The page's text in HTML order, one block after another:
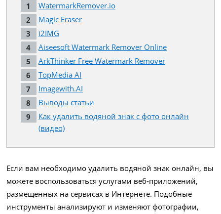
WatermarkRemover.io
Magic Eraser
i2IMG
Aiseesoft Watermark Remover Online
ArkThinker Free Watermark Remover
TopMedia AI
Imagewith.AI
Выводы статьи
Как удалить водяной знак с фото онлайн
(видео)
Если вам необходимо удалить водяной знак онлайн, вы
можете воспользоваться услугами веб-приложений,
размещенных на сервисах в Интернете. Подобные
инструменты анализируют и изменяют фотографии,